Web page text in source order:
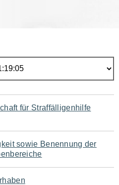
für Straffälligenhilfe
sowie Benennung der